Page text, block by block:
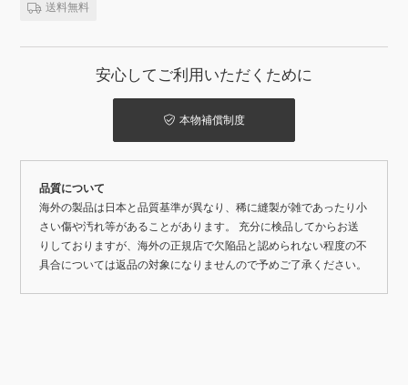
送料無料
安心してご利用いただくために
本物補償制度
品質について
海外の製品は日本と品質基準が異なり、稀に縫製が雑であったり小
さい傷や汚れ等があることがあります。 充分に検品してからお送
りしておりますが、海外の正規店で欠陥品と認められない程度の不
具合については返品の対象になりませんので予めご了承ください。